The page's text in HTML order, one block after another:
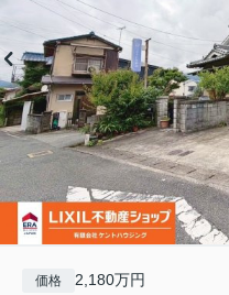
価格 2,180万円